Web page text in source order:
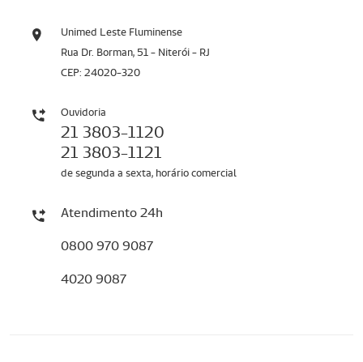
Unimed Leste Fluminense
Rua Dr. Borman, 51 - Niterói - RJ
CEP: 24020-320
Ouvidoria
21 3803-1120
21 3803-1121
de segunda a sexta, horário comercial
Atendimento 24h
0800 970 9087
4020 9087